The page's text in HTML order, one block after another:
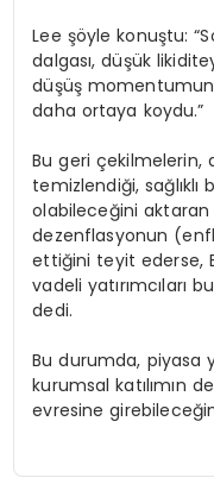
Lee şöyle konuştu:
dalgası, düşük
düşüş
daha ortaya koydu.”
Bu geri çekilmelerin,
temizlendiği, sağlıklı
olabileceğini aktaran
dezenflasyonun
ettiğini teyit ederse,
vadeli yatırımcıları
dedi.
Bu durumda, piyasa
kurumsal katılımın
evresine